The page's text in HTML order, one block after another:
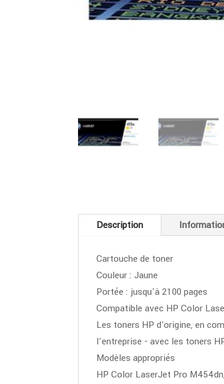
Description
Cartouche de toner
Couleur : Jaune
Portée : jusqu'à 2100 pages
Compatible avec HP Color
Les toners HP d'origine, en
l'entreprise - avec les toners
Modèles appropriés
HP Color LaserJet Pro